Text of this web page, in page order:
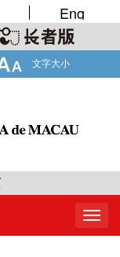
文字大小
Eng